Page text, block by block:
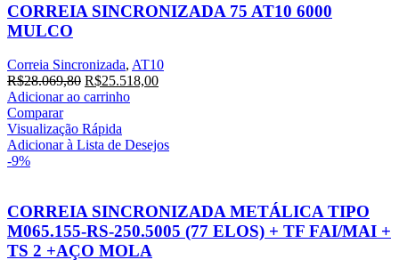
CORREIA SINCRONIZADA 75 AT10 6000
MULCO
Correia Sincronizada, AT10
R$28.069,80 R$25.518,00
Adicionar ao carrinho
Comparar
Visualização Rápida
Adicionar à Lista de Desejos
-9%
CORREIA SINCRONIZADA METÁLICA TIPO
M065.155-RS-250.5005 (77 ELOS) + TF FAI/MAI +
TS 2 +AÇO MOLA